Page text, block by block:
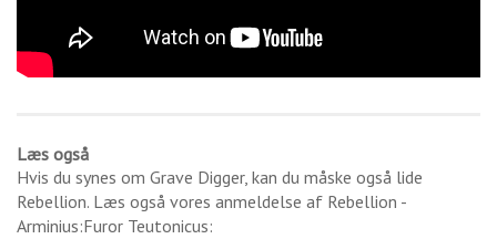
Læs også
Hvis du synes om Grave Digger, kan du måske også lide
Rebellion. Læs også vores anmeldelse af Rebellion -
Arminius:Furor Teutonicus: